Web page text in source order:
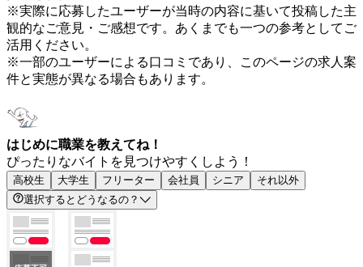
※実際に応募したユーザーが当時の内容に基いて投稿した主
観的なご意見・ご感想です。あくまでも一つの参考としてご
活用ください。
※一部のユーザーによる口コミであり、このページの求人案
件と実態が異なる場合もあります。
はじめに職業を教えてね！
ぴったりなバイトを見つけやすくしよう！
高校生 大学生 フリーター 会社員 シニア
それ以外
選択するとどうなるの？